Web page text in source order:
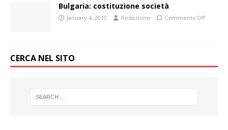
Bulgaria: costituzione società
January 4, 2010 Redazione Comments Off
CERCA NEL SITO